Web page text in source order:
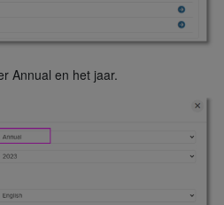
Annual en het jaar.